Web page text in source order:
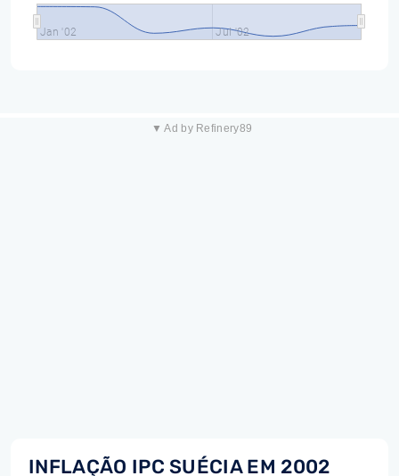
Jan '02 Jul '02
▼ Ad by Refinery89
INFLAÇÃO IPC SUÉCIA EM 2002